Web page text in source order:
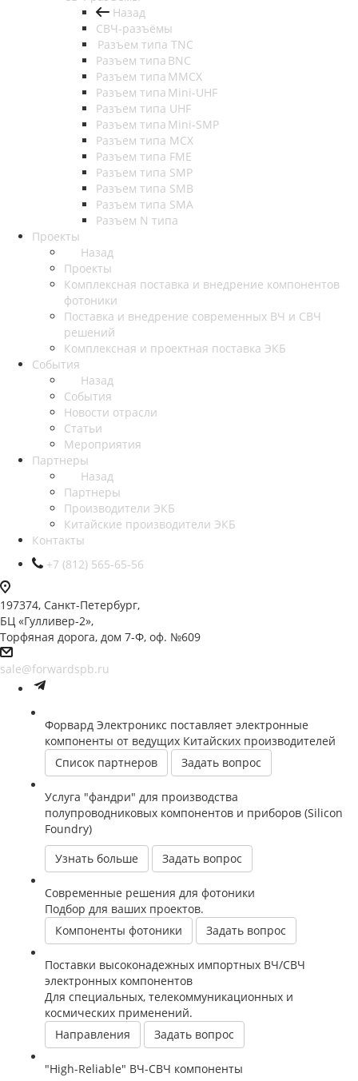
Назад
СВЧ-разъёмы
Разъем типа TNC
Разъем типа BNC
Разъем типа MMCX
Разъем типа Mini-UHF
Разъем типа UHF
Разъем типа Mini-SMP
Разъем типа MCX
Разъем типа FME
Разъем типа SMP
Разъем типа SMB
Разъем типа SMA
Разъем N типа
Проекты
Назад
Проекты
Комплексная поставка и внедрение компонентов
фотоники
Поставка и внедрение современных ВЧ и СВЧ
решений
Комплексная и проектная поставка ЭКБ
События
Назад
События
Новости отрасли
Статьи
Мероприятия
Партнеры
Назад
Партнеры
Производители ЭКБ
Китайские производители ЭКБ
Контакты
+7 (812) 565-65-56
197374, Санкт-Петербург,
БЦ «Гулливер-2»,
Торфяная дорога, дом 7-Ф, оф. №609
sale@forwardspb.ru
Форвард Электроникс поставляет электронные
компоненты от ведущих Китайских производителей
Список партнеров
Задать вопрос
Услуга "фандри" для производства
полупроводниковых компонентов и приборов (Silicon
Foundry)
Узнать больше
Задать вопрос
Современные решения для фотоники
Подбор для ваших проектов.
Компоненты фотоники
Задать вопрос
Поставки высоконадежных импортных ВЧ/СВЧ
электронных компонентов
Для специальных, телекоммуникационных и
космических применений.
Направления
Задать вопрос
"High-Reliable" ВЧ-СВЧ компоненты